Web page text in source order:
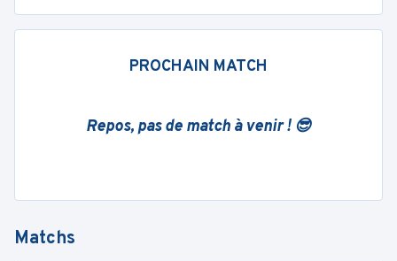
PROCHAIN MATCH
Repos, pas de match à venir ! 😎
Matchs